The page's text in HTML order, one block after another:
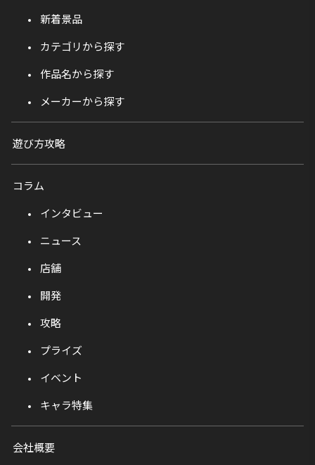
新着景品
カテゴリから探す
作品名から探す
メーカーから探す
遊び方攻略
コラム
インタビュー
ニュース
店舗
開発
攻略
プライズ
イベント
キャラ特集
会社概要